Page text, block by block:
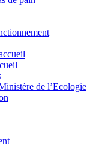
de l’Ecologie